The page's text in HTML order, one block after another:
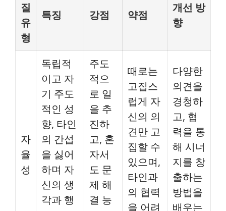
질
유
형
특징 강점 약점
개선 방
향
자
율
성
독립적
이고 자
기 주도
적인 성
향, 타인
의 간섭
을 싫어
하며 자
신의 생
각과 행
주도
적으
로 일
을 추
진하
고, 혼
자서
도 문
제 해
결 능
때로는
고집스
럽게 자
신의 의
견만 고
집할 수
있으며,
타인과
의 협력
을 어려
다양한
의견을
경청하
고, 협
력을 통
해 시너
지를 창
출하는
방법을
배우는